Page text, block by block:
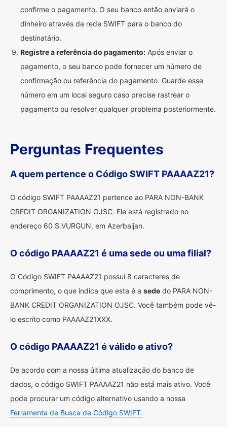
confirme o pagamento. O seu banco então enviará o
dinheiro através da rede SWIFT para o banco do
destinatário.
Registre a referência do pagamento: Após enviar o
pagamento, o seu banco pode fornecer um número de
confirmação ou referência do pagamento. Guarde esse
número em um local seguro caso precise rastrear o
pagamento ou resolver qualquer problema posteriormente.
Perguntas Frequentes
A quem pertence o Código SWIFT PAAAAZ21?
O código SWIFT PAAAAZ21 pertence ao PARA NON-BANK
CREDIT ORGANIZATION OJSC. Ele está registrado no
endereço 60 S.VURGUN, em Azerbaijan.
O código PAAAAZ21 é uma sede ou uma filial?
O Código SWIFT PAAAAZ21 possui 8 caracteres de
comprimento, o que indica que esta é a sede do PARA NON-
BANK CREDIT ORGANIZATION OJSC. Você também pode vê-
lo escrito como PAAAAZ21XXX.
O código PAAAAZ21 é válido e ativo?
De acordo com a nossa última atualização do banco de
dados, o código SWIFT PAAAAZ21 não está mais ativo. Você
pode procurar um código alternativo usando a nossa
Ferramenta de Busca de Código SWIFT.